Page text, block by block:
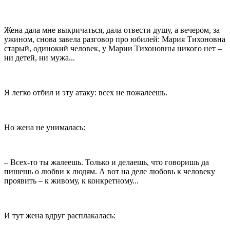
Жена дала мне выкричаться, дала отвести душу, а вечером, за
ужином, снова завела разговор про юбилей: Мария Тихоновна
старый, одинокий человек, у Марии Тихоновны никого нет –
ни детей, ни мужа...
Я легко отбил и эту атаку: всех не пожалеешь.
Но жена не унималась:
– Всех-то ты жалеешь. Только и делаешь, что говоришь да
пишешь о любви к людям. А вот на деле любовь к человеку
проявить – к живому, к конкретному...
И тут жена вдруг расплакалась: